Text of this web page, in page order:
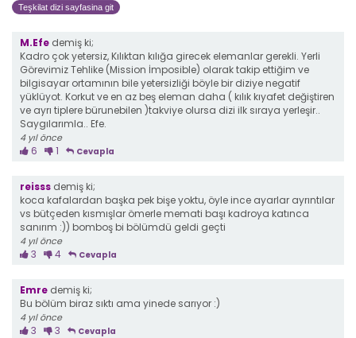
Teşkilat dizi sayfasina git
M.Efe demiş ki;
Kadro çok yetersiz, Kılıktan kılığa girecek elemanlar gerekli. Yerli
Görevimiz Tehlike (Mission İmposible) olarak takip ettiğim ve
bilgisayar ortamının bile yetersizliği böyle bir diziye negatif
yüklüyot. Korkut ve en az beş eleman daha ( kılık kıyafet değiştiren
ve ayrı tiplere bürunebilen )takviye olursa dizi ilk sıraya yerleşir..
Saygılarımla.. Efe.
4 yıl önce
6 1 Cevapla
reisss demiş ki;
koca kafalardan başka pek bişe yoktu, öyle ince ayarlar ayrıntılar
vs bütçeden kısmışlar ömerle memati başı kadroya katınca
sanırım :)) bomboş bi bölümdü geldi geçti
4 yıl önce
3 4 Cevapla
Emre demiş ki;
Bu bölüm biraz sıktı ama yinede sarıyor :)
4 yıl önce
3 3 Cevapla